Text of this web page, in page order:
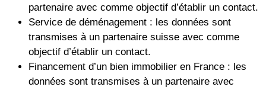
partenaire avec comme objectif d’établir un contact.
Service de déménagement : les données sont
transmises à un partenaire suisse avec comme
objectif d’établir un contact.
Financement d’un bien immobilier en France : les
données sont transmises à un partenaire avec